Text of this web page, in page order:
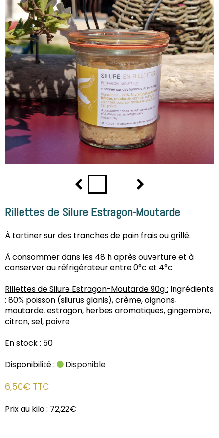
Rillettes de Silure Estragon-Moutarde
À tartiner sur des tranches de pain frais ou grillé.
À consommer dans les 48 h après ouverture et à
conserver au réfrigérateur entre 0°c et 4°c
Rillettes de Silure Estragon-Moutarde 90g : Ingrédients
: 80% poisson (silurus glanis), crème, oignons,
moutarde, estragon, herbes aromatiques, gingembre,
citron, sel, poivre
En stock : 50
Disponibilité :
Disponible
6,50€ TTC
Prix au kilo : 72,22€